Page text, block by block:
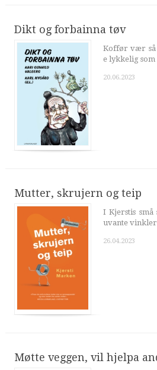
Dikt og forbainna tøv
Koffør vær så
e lykkelig som
20.06.2023
Mutter, skrujern og teip
I Kjerstis
uvante vinkler
26.04.2023
Møtte veggen, vil hjelpa